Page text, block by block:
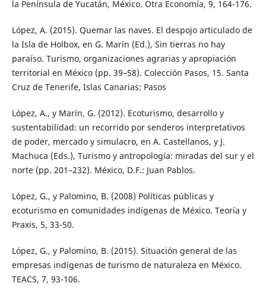
la Península de Yucatán, México. Otra Economía, 9, 164-176.
López, A. (2015). Quemar las naves. El despojo articulado de
la Isla de Holbox, en G. Marín (Ed.), Sin tierras no hay
paraíso. Turismo, organizaciones agrarias y apropiación
territorial en México (pp. 39–58). Colección Pasos, 15. Santa
Cruz de Tenerife, Islas Canarias: Pasos
López, A., y Marín, G. (2012). Ecoturismo, desarrollo y
sustentabilidad: un recorrido por senderos interpretativos
de poder, mercado y simulacro, en A. Castellanos, y J.
Machuca (Eds.), Turismo y antropología: miradas del sur y el
norte (pp. 201–232). México, D.F.: Juan Pablos.
López, G., y Palomino, B. (2008) Políticas públicas y
ecoturismo en comunidades indígenas de México. Teoría y
Praxis, 5, 33-50.
López, G., y Palomino, B. (2015). Situación general de las
empresas indígenas de turismo de naturaleza en México.
TEACS, 7, 93-106.